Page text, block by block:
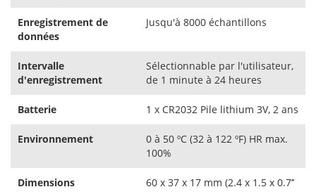
Enregistrement de
données
Jusqu'à 8000 échantillons
Intervalle
d'enregistrement
Sélectionnable par l'utilisateur,
de 1 minute à 24 heures
Batterie 1 x CR2032 Pile lithium 3V, 2 ans
Environnement
0 à 50 ºC (32 à 122 ºF) HR max.
100%
Dimensions 60 x 37 x 17 mm (2.4 x 1.5 x 0.7’’